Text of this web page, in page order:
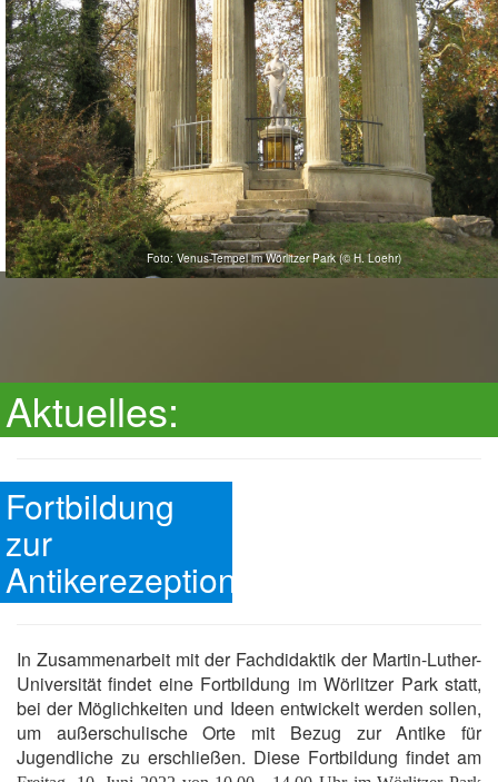
Foto: Venus-Tempel im Wörlitzer Park (© H. Loehr)
Aktuelles:
Fortbildung
zur
Antikerezeption
In Zusammenarbeit mit der Fachdidaktik der Martin-Luther-
Universität findet eine Fortbildung im Wörlitzer Park statt,
bei der Möglichkeiten und Ideen entwickelt werden sollen,
um außerschulische Orte mit Bezug zur Antike für
Jugendliche zu erschließen. Diese Fortbildung findet am